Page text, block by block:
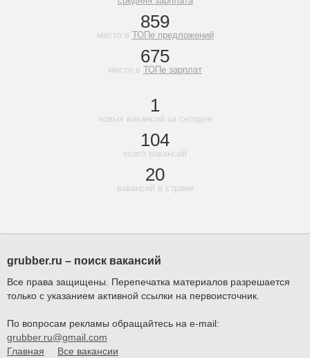
859
место в ТОПе предложений
675
место в ТОПе зарплат
1
новых вакансий за сегодня
104
всего вакансий
20
вакансий в стране
grubber.ru – поиск вакансий
Все права защищены. Перепечатка материалов разрешается
только с указанием активной ссылки на первоисточник.
По вопросам рекламы обращайтесь на e-mail:
grubber.ru@gmail.com
Главная
Все вакансии